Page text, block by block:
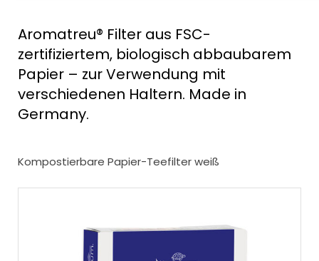
Aromatreu® Filter aus FSC-
zertifiziertem, biologisch abbaubarem
Papier – zur Verwendung mit
verschiedenen Haltern. Made in
Germany.
Kompostierbare Papier-Teefilter weiß